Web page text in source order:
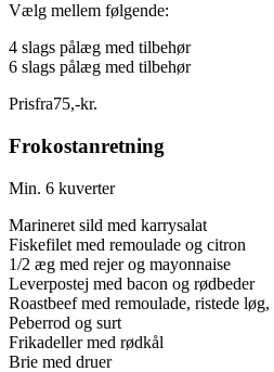
Vælg mellem følgende:
4 slags pålæg med tilbehør
6 slags pålæg med tilbehør
Prisfra75,-kr.
Frokostanretning
Min. 6 kuverter
Marineret sild med karrysalat
Fiskefilet med remoulade og citron
1/2 æg med rejer og mayonnaise
Leverpostej med bacon og rødbeder
Roastbeef med remoulade, ristede løg,
Peberrod og surt
Frikadeller med rødkål
Brie med druer